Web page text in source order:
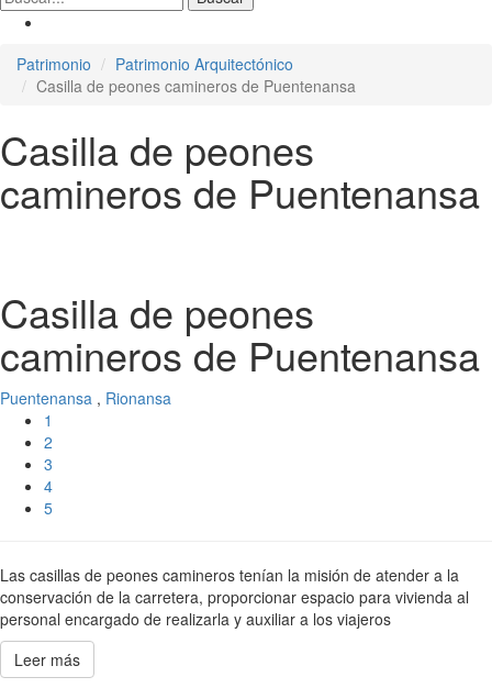
Patrimonio
Patrimonio Arquitectónico
Casilla de peones camineros de Puentenansa
Casilla de peones
camineros de Puentenansa
Casilla de peones
camineros de Puentenansa
Puentenansa , Rionansa
1
2
3
4
5
Las casillas de peones camineros tenían la misión de atender a la
conservación de la carretera, proporcionar espacio para vivienda al
personal encargado de realizarla y auxiliar a los viajeros
Leer más